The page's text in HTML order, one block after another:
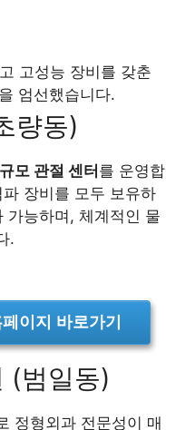
고성능 장비를 갖춘
엄선했습니다.
량동)
모 관절 센터를 운영합
장비를 모두 보유하
가능하며, 체계적인 물
.
이지 바로가기
(범일동)
정형외과 전문성이 매